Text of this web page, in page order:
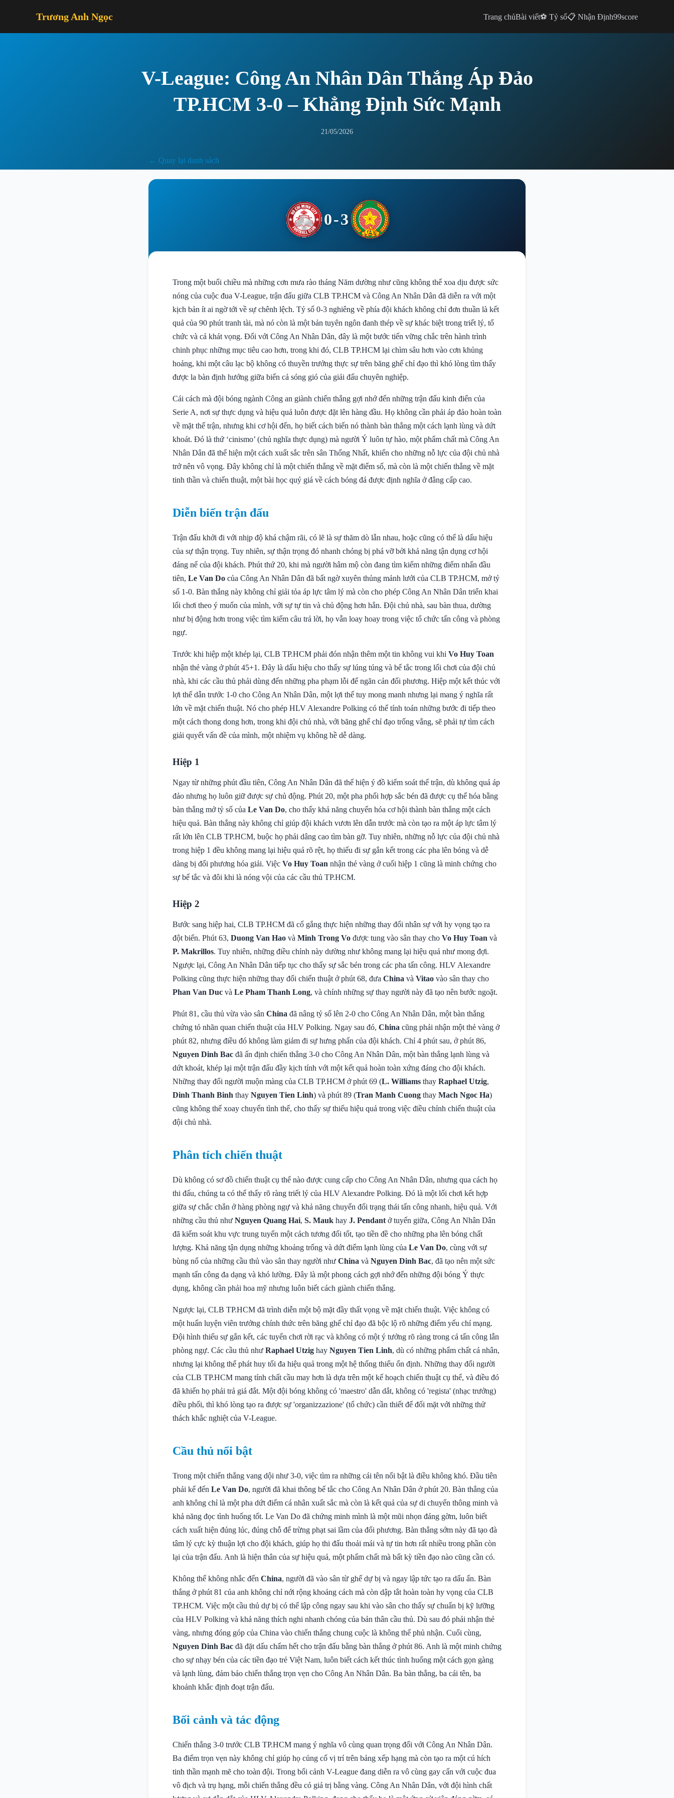
Trương Anh Ngọc Trang chủBài viết⚽ Tỷ số📋 Nhận Định99score
V-League: Công An Nhân Dân Thắng Áp Đảo
TP.HCM 3-0 – Khẳng Định Sức Mạnh
21/05/2026
← Quay lại danh sách
0-3
Trong một buổi chiều mà những cơn mưa rào tháng Năm dường như cũng không thể xoa dịu được sức
nóng của cuộc đua V-League, trận đấu giữa CLB TP.HCM và Công An Nhân Dân đã diễn ra với một
kịch bản ít ai ngờ tới về sự chênh lệch. Tỷ số 0-3 nghiêng về phía đội khách không chỉ đơn thuần là kết
quả của 90 phút tranh tài, mà nó còn là một bản tuyên ngôn đanh thép về sự khác biệt trong triết lý, tổ
chức và cả khát vọng. Đối với Công An Nhân Dân, đây là một bước tiến vững chắc trên hành trình
chinh phục những mục tiêu cao hơn, trong khi đó, CLB TP.HCM lại chìm sâu hơn vào cơn khủng
hoảng, khi một câu lạc bộ không có thuyền trưởng thực sự trên băng ghế chỉ đạo thì khó lòng tìm thấy
được la bàn định hướng giữa biển cả sóng gió của giải đấu chuyên nghiệp.
Cái cách mà đội bóng ngành Công an giành chiến thắng gợi nhớ đến những trận đấu kinh điển của
Serie A, nơi sự thực dụng và hiệu quả luôn được đặt lên hàng đầu. Họ không cần phải áp đảo hoàn toàn
về mặt thế trận, nhưng khi cơ hội đến, họ biết cách biến nó thành bàn thắng một cách lạnh lùng và dứt
khoát. Đó là thứ ‘cinismo’ (chủ nghĩa thực dụng) mà người Ý luôn tự hào, một phẩm chất mà Công An
Nhân Dân đã thể hiện một cách xuất sắc trên sân Thống Nhất, khiến cho những nỗ lực của đội chủ nhà
trở nên vô vọng. Đây không chỉ là một chiến thắng về mặt điểm số, mà còn là một chiến thắng về mặt
tinh thần và chiến thuật, một bài học quý giá về cách bóng đá được định nghĩa ở đẳng cấp cao.
Diễn biến trận đấu
Trận đấu khởi đi với nhịp độ khá chậm rãi, có lẽ là sự thăm dò lẫn nhau, hoặc cũng có thể là dấu hiệu
của sự thận trọng. Tuy nhiên, sự thận trọng đó nhanh chóng bị phá vỡ bởi khả năng tận dụng cơ hội
đáng nể của đội khách. Phút thứ 20, khi mà người hâm mộ còn đang tìm kiếm những điểm nhấn đầu
tiên, Le Van Do của Công An Nhân Dân đã bất ngờ xuyên thủng mảnh lưới của CLB TP.HCM, mở tỷ
số 1-0. Bàn thắng này không chỉ giải tỏa áp lực tâm lý mà còn cho phép Công An Nhân Dân triển khai
lối chơi theo ý muốn của mình, với sự tự tin và chủ động hơn hẳn. Đội chủ nhà, sau bàn thua, dường
như bị động hơn trong việc tìm kiếm câu trả lời, họ vẫn loay hoay trong việc tổ chức tấn công và phòng
ngự.
Trước khi hiệp một khép lại, CLB TP.HCM phải đón nhận thêm một tin không vui khi Vo Huy Toan
nhận thẻ vàng ở phút 45+1. Đây là dấu hiệu cho thấy sự lúng túng và bế tắc trong lối chơi của đội chủ
nhà, khi các cầu thủ phải dùng đến những pha phạm lỗi để ngăn cản đối phương. Hiệp một kết thúc với
lợi thế dẫn trước 1-0 cho Công An Nhân Dân, một lợi thế tuy mong manh nhưng lại mang ý nghĩa rất
lớn về mặt chiến thuật. Nó cho phép HLV Alexandre Polking có thể tính toán những bước đi tiếp theo
một cách thong dong hơn, trong khi đội chủ nhà, với băng ghế chỉ đạo trống vắng, sẽ phải tự tìm cách
giải quyết vấn đề của mình, một nhiệm vụ không hề dễ dàng.
Hiệp 1
Ngay từ những phút đầu tiên, Công An Nhân Dân đã thể hiện ý đồ kiểm soát thế trận, dù không quá áp
đảo nhưng họ luôn giữ được sự chủ động. Phút 20, một pha phối hợp sắc bén đã được cụ thể hóa bằng
bàn thắng mở tỷ số của Le Van Do, cho thấy khả năng chuyển hóa cơ hội thành bàn thắng một cách
hiệu quả. Bàn thắng này không chỉ giúp đội khách vươn lên dẫn trước mà còn tạo ra một áp lực tâm lý
rất lớn lên CLB TP.HCM, buộc họ phải dâng cao tìm bàn gỡ. Tuy nhiên, những nỗ lực của đội chủ nhà
trong hiệp 1 đều không mang lại hiệu quả rõ rệt, họ thiếu đi sự gắn kết trong các pha lên bóng và dễ
dàng bị đối phương hóa giải. Việc Vo Huy Toan nhận thẻ vàng ở cuối hiệp 1 cũng là minh chứng cho
sự bế tắc và đôi khi là nóng vội của các cầu thủ TP.HCM.
Hiệp 2
Bước sang hiệp hai, CLB TP.HCM đã cố gắng thực hiện những thay đổi nhân sự với hy vọng tạo ra
đột biến. Phút 63, Duong Van Hao và Minh Trong Vo được tung vào sân thay cho Vo Huy Toan và
P. Makrillos. Tuy nhiên, những điều chỉnh này dường như không mang lại hiệu quả như mong đợi.
Ngược lại, Công An Nhân Dân tiếp tục cho thấy sự sắc bén trong các pha tấn công. HLV Alexandre
Polking cũng thực hiện những thay đổi chiến thuật ở phút 68, đưa China và Vitao vào sân thay cho
Phan Van Duc và Le Pham Thanh Long, và chính những sự thay người này đã tạo nên bước ngoặt.
Phút 81, cầu thủ vừa vào sân China đã nâng tỷ số lên 2-0 cho Công An Nhân Dân, một bàn thắng
chứng tỏ nhãn quan chiến thuật của HLV Polking. Ngay sau đó, China cũng phải nhận một thẻ vàng ở
phút 82, nhưng điều đó không làm giảm đi sự hưng phấn của đội khách. Chỉ 4 phút sau, ở phút 86,
Nguyen Dinh Bac đã ấn định chiến thắng 3-0 cho Công An Nhân Dân, một bàn thắng lạnh lùng và
dứt khoát, khép lại một trận đấu đầy kịch tính với một kết quả hoàn toàn xứng đáng cho đội khách.
Những thay đổi người muộn màng của CLB TP.HCM ở phút 69 (L. Williams thay Raphael Utzig,
Dinh Thanh Binh thay Nguyen Tien Linh) và phút 89 (Tran Manh Cuong thay Mach Ngoc Ha)
cũng không thể xoay chuyển tình thế, cho thấy sự thiếu hiệu quả trong việc điều chỉnh chiến thuật của
đội chủ nhà.
Phân tích chiến thuật
Dù không có sơ đồ chiến thuật cụ thể nào được cung cấp cho Công An Nhân Dân, nhưng qua cách họ
thi đấu, chúng ta có thể thấy rõ ràng triết lý của HLV Alexandre Polking. Đó là một lối chơi kết hợp
giữa sự chắc chắn ở hàng phòng ngự và khả năng chuyển đổi trạng thái tấn công nhanh, hiệu quả. Với
những cầu thủ như Nguyen Quang Hai, S. Mauk hay J. Pendant ở tuyến giữa, Công An Nhân Dân
đã kiểm soát khu vực trung tuyến một cách tương đối tốt, tạo tiền đề cho những pha lên bóng chất
lượng. Khả năng tận dụng những khoảng trống và dứt điểm lạnh lùng của Le Van Do, cùng với sự
bùng nổ của những cầu thủ vào sân thay người như China và Nguyen Dinh Bac, đã tạo nên một sức
mạnh tấn công đa dạng và khó lường. Đây là một phong cách gợi nhớ đến những đội bóng Ý thực
dụng, không cần phải hoa mỹ nhưng luôn biết cách giành chiến thắng.
Ngược lại, CLB TP.HCM đã trình diễn một bộ mặt đầy thất vọng về mặt chiến thuật. Việc không có
một huấn luyện viên trưởng chính thức trên băng ghế chỉ đạo đã bộc lộ rõ những điểm yếu chí mạng.
Đội hình thiếu sự gắn kết, các tuyến chơi rời rạc và không có một ý tưởng rõ ràng trong cả tấn công lẫn
phòng ngự. Các cầu thủ như Raphael Utzig hay Nguyen Tien Linh, dù có những phẩm chất cá nhân,
nhưng lại không thể phát huy tối đa hiệu quả trong một hệ thống thiếu ổn định. Những thay đổi người
của CLB TP.HCM mang tính chất cầu may hơn là dựa trên một kế hoạch chiến thuật cụ thể, và điều đó
đã khiến họ phải trả giá đắt. Một đội bóng không có 'maestro' dẫn dắt, không có 'regista' (nhạc trưởng)
điều phối, thì khó lòng tạo ra được sự 'organizzazione' (tổ chức) cần thiết để đối mặt với những thử
thách khắc nghiệt của V-League.
Cầu thủ nổi bật
Trong một chiến thắng vang dội như 3-0, việc tìm ra những cái tên nổi bật là điều không khó. Đầu tiên
phải kể đến Le Van Do, người đã khai thông bế tắc cho Công An Nhân Dân ở phút 20. Bàn thắng của
anh không chỉ là một pha dứt điểm cá nhân xuất sắc mà còn là kết quả của sự di chuyển thông minh và
khả năng đọc tình huống tốt. Le Van Do đã chứng minh mình là một mũi nhọn đáng gờm, luôn biết
cách xuất hiện đúng lúc, đúng chỗ để trừng phạt sai lầm của đối phương. Bàn thắng sớm này đã tạo đà
tâm lý cực kỳ thuận lợi cho đội khách, giúp họ thi đấu thoải mái và tự tin hơn rất nhiều trong phần còn
lại của trận đấu. Anh là hiện thân của sự hiệu quả, một phẩm chất mà bất kỳ tiền đạo nào cũng cần có.
Không thể không nhắc đến China, người đã vào sân từ ghế dự bị và ngay lập tức tạo ra dấu ấn. Bàn
thắng ở phút 81 của anh không chỉ nới rộng khoảng cách mà còn dập tắt hoàn toàn hy vọng của CLB
TP.HCM. Việc một cầu thủ dự bị có thể lập công ngay sau khi vào sân cho thấy sự chuẩn bị kỹ lưỡng
của HLV Polking và khả năng thích nghi nhanh chóng của bản thân cầu thủ. Dù sau đó phải nhận thẻ
vàng, nhưng đóng góp của China vào chiến thắng chung cuộc là không thể phủ nhận. Cuối cùng,
Nguyen Dinh Bac đã đặt dấu chấm hết cho trận đấu bằng bàn thắng ở phút 86. Anh là một minh chứng
cho sự nhạy bén của các tiền đạo trẻ Việt Nam, luôn biết cách kết thúc tình huống một cách gọn gàng
và lạnh lùng, đảm bảo chiến thắng trọn vẹn cho Công An Nhân Dân. Ba bàn thắng, ba cái tên, ba
khoảnh khắc định đoạt trận đấu.
Bối cảnh và tác động
Chiến thắng 3-0 trước CLB TP.HCM mang ý nghĩa vô cùng quan trọng đối với Công An Nhân Dân.
Ba điểm trọn vẹn này không chỉ giúp họ củng cố vị trí trên bảng xếp hạng mà còn tạo ra một cú hích
tinh thần mạnh mẽ cho toàn đội. Trong bối cảnh V-League đang diễn ra vô cùng gay cấn với cuộc đua
vô địch và trụ hạng, mỗi chiến thắng đều có giá trị bằng vàng. Công An Nhân Dân, với đội hình chất